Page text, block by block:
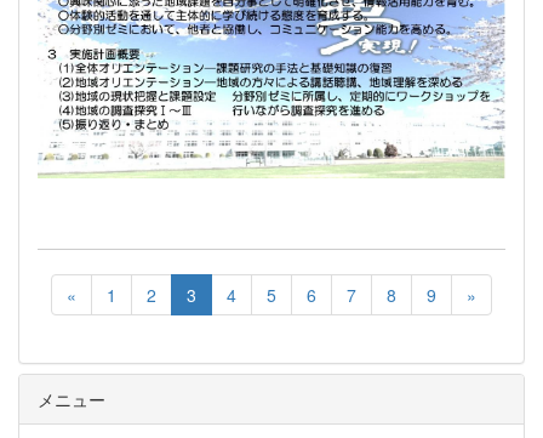
« 1 2 3 4 5 6 7 8 9 »
メニュー